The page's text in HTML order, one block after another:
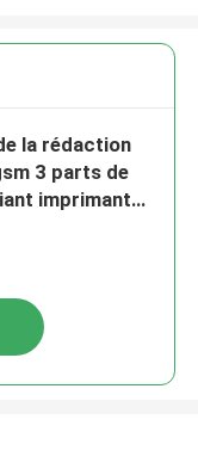
la rédaction
3 parts de
imprimant